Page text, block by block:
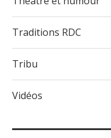
Traditions RDC
Tribu
Vidéos